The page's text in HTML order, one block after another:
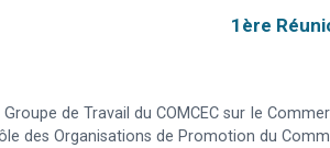
1ère
de Travail du COMCEC sur le
des Organisations de Promotion du